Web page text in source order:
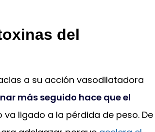
del
a su acción vasodilatadora
más seguido hace que el
va ligado a la pérdida de peso. De